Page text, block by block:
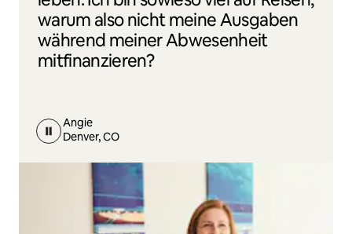
warum also nicht meine Ausgaben
während meiner Abwesenheit
mitfinanzieren?
Angie
Denver, CO